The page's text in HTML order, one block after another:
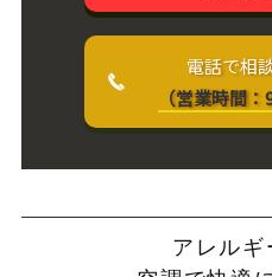
電話で相
（営業時間：
アレルギ